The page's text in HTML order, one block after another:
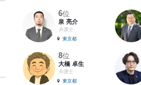
6位
泉 亮介
弁護士
東京都
8位
大橋 卓生
弁護士
東京都